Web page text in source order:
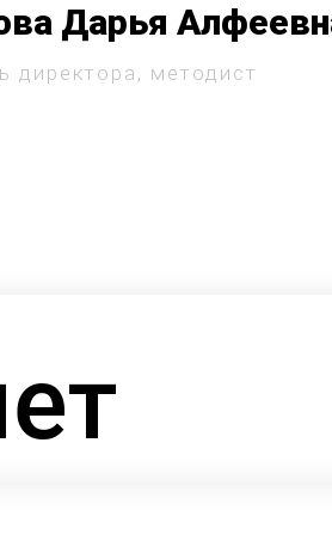
Дарья
директора, методист